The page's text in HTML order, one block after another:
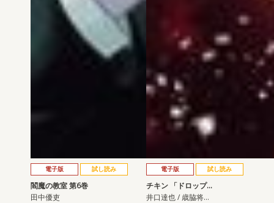
電子版 試し読み
閻魔の教室 第6巻
田中優吏
電子版 試し読み
チキン 「ドロップ…
井口達也 / 歳脇将…